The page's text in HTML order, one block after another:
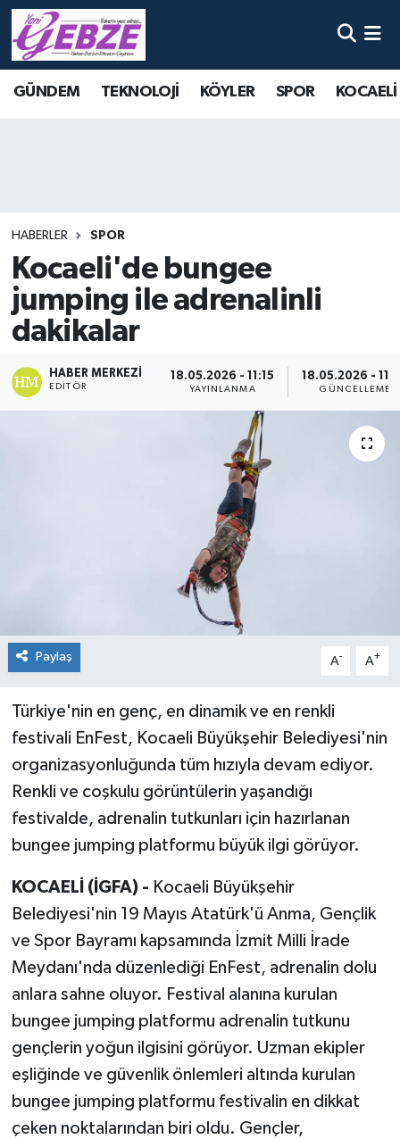
GÜNDEM TEKNOLOJİ KÖYLER SPOR
HABERLER SPOR
Kocaeli'de bungee
jumping ile adrenalinli
dakikalar
HABER MERKEZI
EDITÖR
18.05.2026 - 11:15
YAYINLANMA
18.05.2026 -
GÜNCELLEME
Paylaş A- A+
Türkiye'nin en genç, en dinamik ve en renkli
festivali EnFest, Kocaeli Büyükşehir Belediyesi'nin
organizasyonluğunda tüm hızıyla devam ediyor.
Renkli ve coşkulu görüntülerin yaşandığı
festivalde, adrenalin tutkunları için hazırlanan
bungee jumping platformu büyük ilgi görüyor.
KOCAELİ (İGFA) - Kocaeli Büyükşehir
Belediyesi'nin 19 Mayıs Atatürk'ü Anma, Gençlik
ve Spor Bayramı kapsamında İzmit Milli İrade
Meydanı'nda düzenlediği EnFest, adrenalin dolu
anlara sahne oluyor. Festival alanına kurulan
bungee jumping platformu adrenalin tutkunu
gençlerin yoğun ilgisini görüyor. Uzman ekipler
eşliğinde ve güvenlik önlemleri altında kurulan
bungee jumping platformu festivalin en dikkat
çeken noktalarından biri oldu. Gençler,
Nöbetçi Eczaneler
Tüm Manşetler
Son Dakika Haberleri
Haber Arşivi